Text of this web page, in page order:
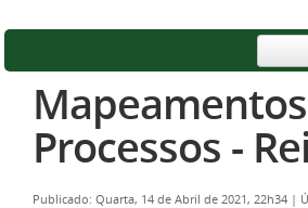
Processos -
Publicado: Quarta, 14 de Abril de 2021, 22h34 |